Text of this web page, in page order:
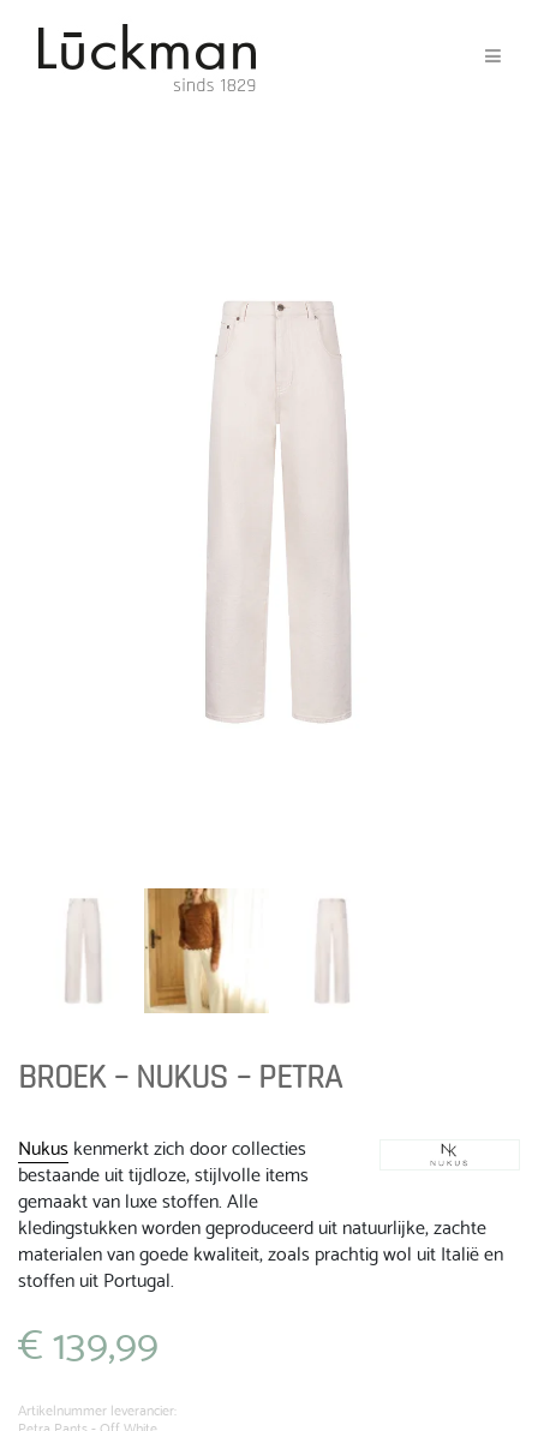
BROEK – NUKUS – PETRA
Nukuskenmerkt zich door collecties
bestaande uit tijdloze, stijlvolle items
gemaakt van luxe stoffen. Alle
kledingstukken worden geproduceerd uit natuurlijke, zachte
materialen van goede kwaliteit, zoals prachtig wol uit Italië en
stoffen uit Portugal.
€139,99
Artikelnummer leverancier: